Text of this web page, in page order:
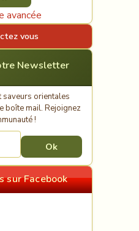
avancée
vous
Newsletter
saveurs orientales
boîte mail. Rejoignez
!
sur Facebook